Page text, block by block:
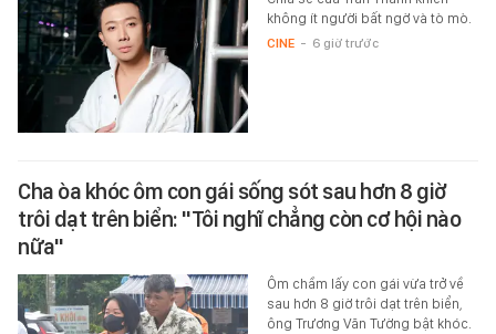
không ít người bất ngờ và tò mò.
CINE - 6 giờ trước
Cha òa khóc ôm con gái sống sót sau hơn 8 giờ
trôi dạt trên biển: "Tôi nghĩ chẳng còn cơ hội nào
nữa"
Ôm chầm lấy con gái vừa trở về
sau hơn 8 giờ trôi dạt trên biển,
ông Trương Văn Tường bật khóc.